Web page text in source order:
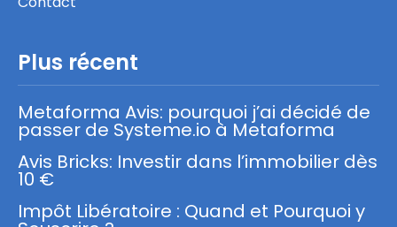
Plus récent
Metaforma Avis: pourquoi j’ai décidé de
passer de Systeme.io à Metaforma
Avis Bricks: Investir dans l’immobilier dès
10 €
Impôt Libératoire : Quand et Pourquoi y